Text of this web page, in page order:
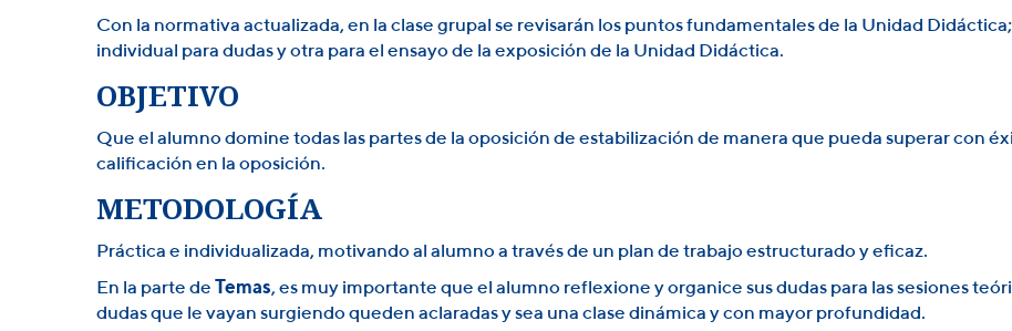
Con la normativa actualizada, en la clase grupal se revisarán los puntos fundamentales de la Unidad
individual para dudas y otra para el ensayo de la exposición de la Unidad Didáctica.
OBJETIVO
Que el alumno domine todas las partes de la oposición de estabilización de manera que pueda superar con
calificación en la oposición.
METODOLOGÍA
Práctica e individualizada, motivando al alumno a través de un plan de trabajo estructurado y eficaz.
En la parte de
Temas, es muy importante que el alumno reflexione y organice sus dudas para las sesiones
dudas que le vayan surgiendo queden aclaradas y sea una clase dinámica y con mayor profundidad.